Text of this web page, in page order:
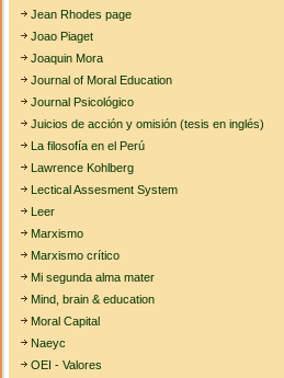
Jean Rhodes page
Joao Piaget
Joaquin Mora
Journal of Moral Education
Journal Psicológico
Juicios de acción y omisión (tesis en inglés)
La filosofía en el Perú
Lawrence Kohlberg
Lectical Assesment System
Leer
Marxismo
Marxismo crítico
Mi segunda alma mater
Mind, brain & education
Moral Capital
Naeyc
OEI - Valores